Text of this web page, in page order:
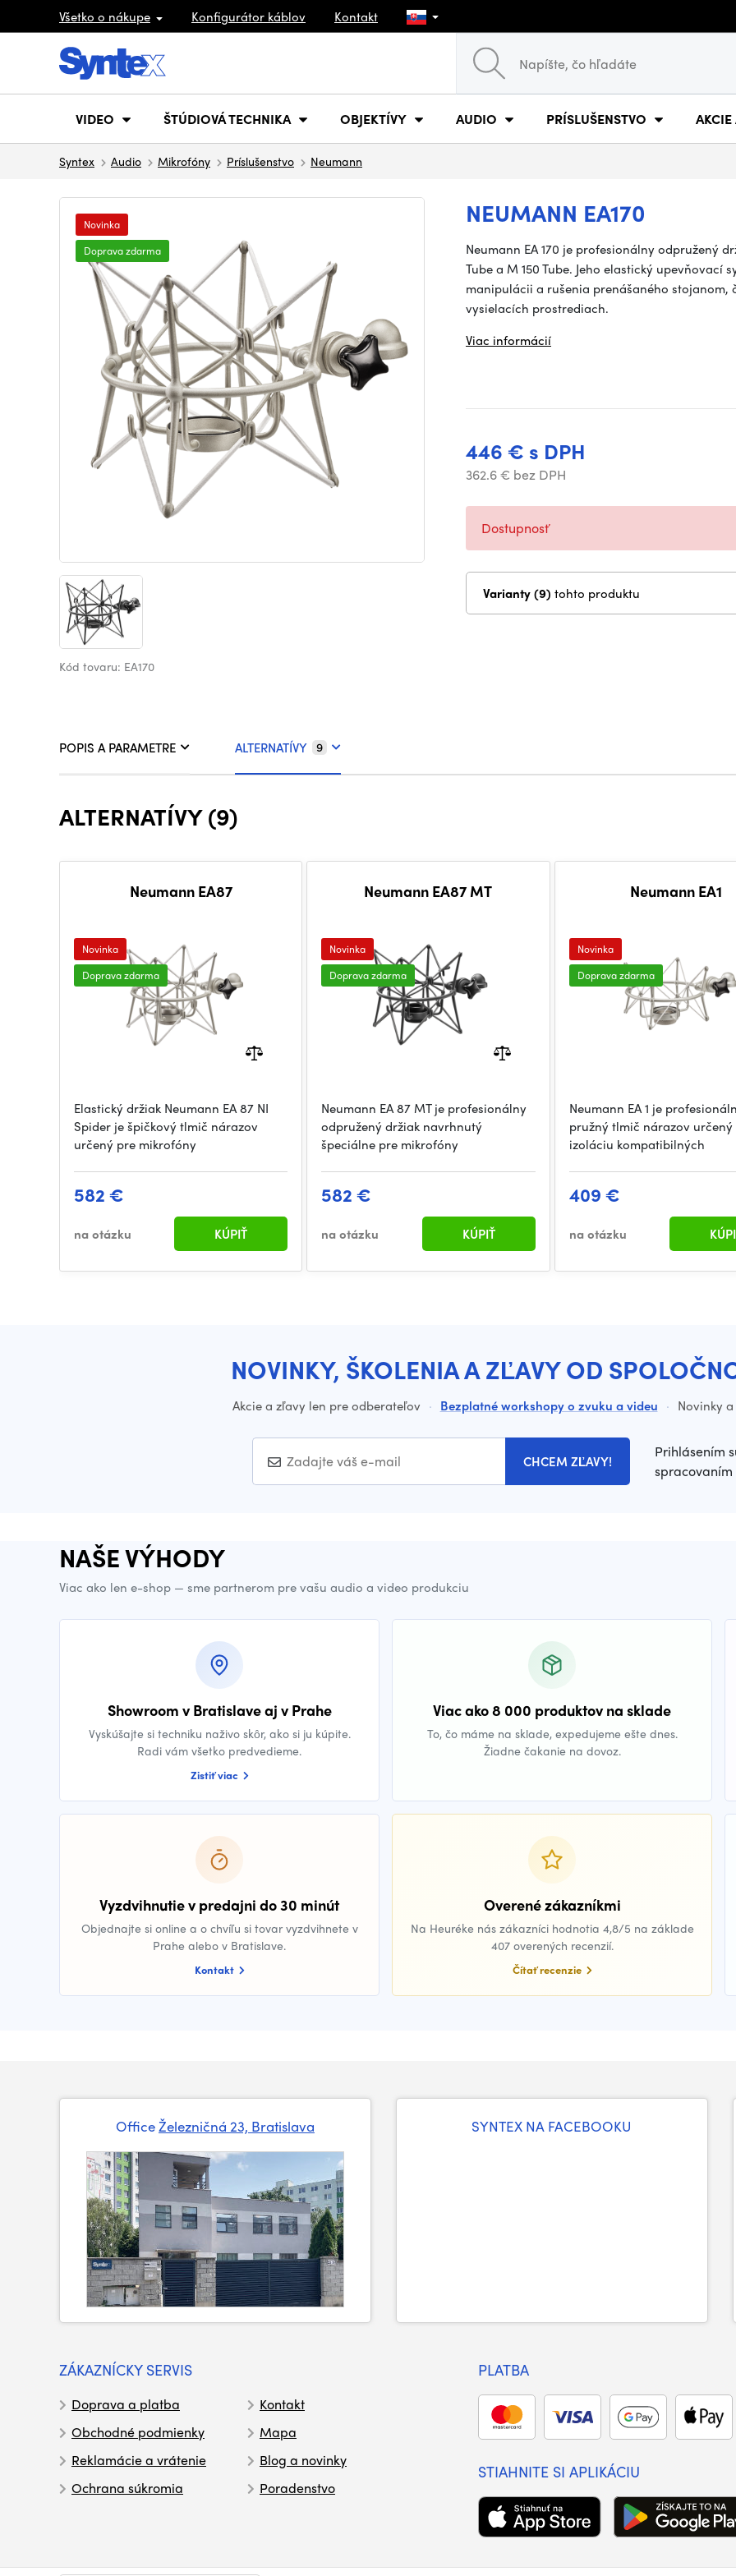
Všetko o nákupe Konfigurátor káblov Kontakt
VIDEO ŠTÚDIOVÁ TECHNIKA OBJEKTÍVY AUDIO PRÍSLUŠENSTVO
Syntex Audio Mikrofóny Príslušenstvo Neumann
NEUMANN EA170
Novinka
Doprava zdarma
Kód tovaru: EA170
Neumann EA 170 je profesionálny odpružený
Tube a M 150 Tube. Jeho elastický
manipulácii a rušenia prenášaného
vysielacích prostrediach.
Viac informácií
446 € s DPH
362.6 € bez DPH
Dostupnosť
Varianty (9) tohto produktu
POPIS A PARAMETRE ALTERNATÍVY 9
ALTERNATÍVY (9)
Neumann EA87
Novinka
Doprava zdarma
Elastický držiak Neumann EA 87 NI
Spider je špičkový tlmič nárazov
určený pre mikrofóny
582 €
na otázku KÚPIŤ
Neumann EA87 MT
Novinka
Doprava zdarma
Neumann EA 87 MT je profesionálny
odpružený držiak navrhnutý
špeciálne pre mikrofóny
582 €
na otázku KÚPIŤ
Neumann EA1
Novinka
Doprava zdarma
Neumann EA 1 je
pružný tlmič nárazov určený
izoláciu kompatibilných
409 €
na otázku
NOVINKY, ŠKOLENIA A ZĽAVY OD
Akcie a zľavy len pre odberateľov · Bezplatné workshopy o zvuku a videu · Novinky
CHCEM ZĽAVY!
Prihlásením
NAŠE VÝHODY
Viac ako len e-shop — sme partnerom pre vašu audio a video produkciu
Showroom v Bratislave aj v Prahe
Vyskúšajte si techniku naživo skôr, ako si ju kúpite.
Radi vám všetko predvedieme.
Zistiť viac
Viac ako 8 000 produktov na sklade
To, čo máme na sklade, expedujeme ešte dnes.
Žiadne čakanie na dovoz.
Vyzdvihnutie v predajni do 30 minút
Objednajte si online a o chvíľu si tovar vyzdvihnete v
Prahe alebo v Bratislave.
Kontakt
Overené zákazníkmi
Na Heuréke nás zákazníci hodnotia 4,8/5 na základe
407 overených recenzií.
Čítať recenzie
OfficeŽelezničná 23, Bratislava SYNTEX NA FACEBOOKU
ZÁKAZNÍCKY SERVIS
Doprava a platba
Obchodné podmienky
Reklamácie a vrátenie
Ochrana súkromia
Kontakt
Mapa
Blog a novinky
Poradenstvo
PLATBA
STIAHNITE SI APLIKÁCIU